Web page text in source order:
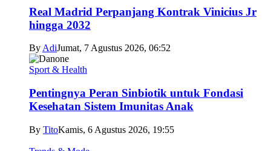
Real Madrid Perpanjang Kontrak Vinicius Jr
hingga 2032
ByAdiJumat, 7 Agustus 2026, 06:52
Sport & Health
Pentingnya Peran Sinbiotik untuk Fondasi
Kesehatan Sistem Imunitas Anak
By TitoKamis, 6 Agustus 2026, 19:55